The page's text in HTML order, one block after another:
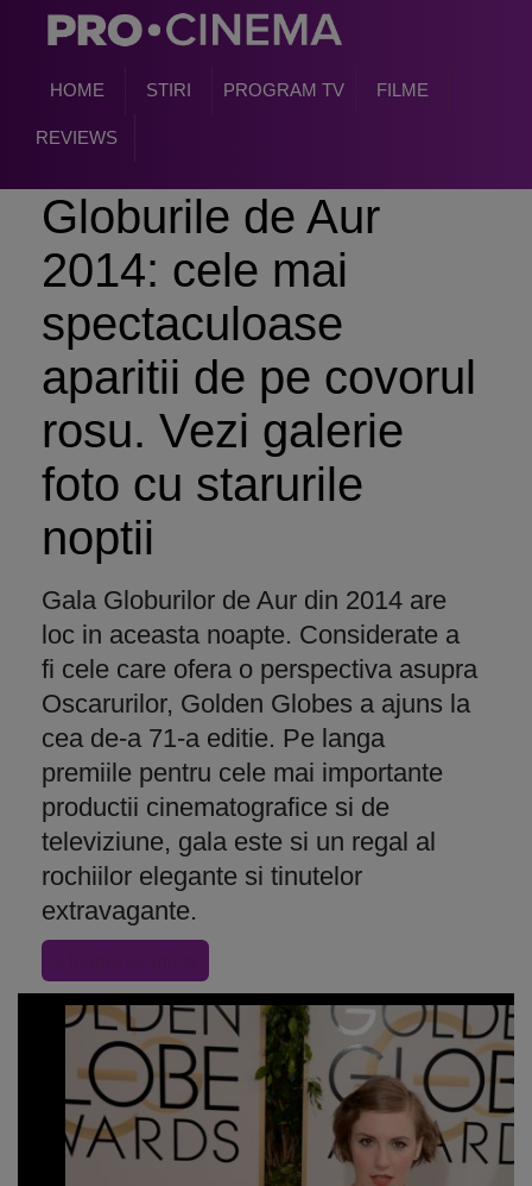
HOME STIRI PROGRAM TV FILME
REVIEWS
Globurile de Aur
2014: cele mai
spectaculoase
aparitii de pe covorul
rosu. Vezi galerie
foto cu starurile
noptii
Gala Globurilor de Aur din 2014 are
loc in aceasta noapte. Considerate a
fi cele care ofera o perspectiva asupra
Oscarurilor, Golden Globes a ajuns la
cea de-a 71-a editie. Pe langa
premiile pentru cele mai importante
productii cinematografice si de
televiziune, gala este si un regal al
rochiilor elegante si tinutelor
extravagante.